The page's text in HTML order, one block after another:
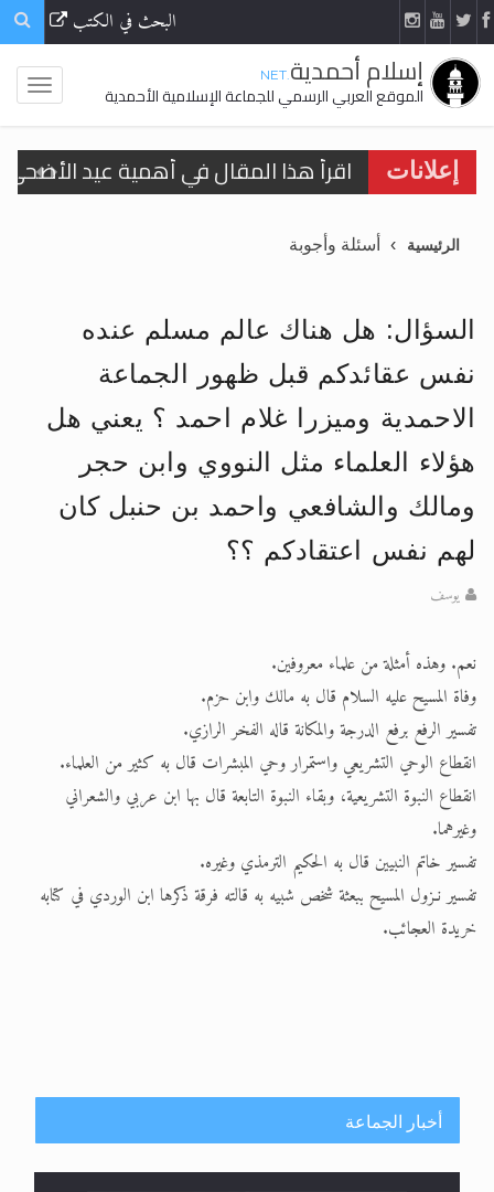
البحث في الكتب
إسلام أحمدية.NET
الموقع العربي الرسمي للجماعة الإسلامية الأحمدية
إعلانات
اقرأ هذا المقال في أهمية عيد
تعميم هامّ لأفراد الجماعة >> المزيد
تعميم هامّ لأفراد الجماعة >> المزيد
اقرأ هذا الكتاب وتعرّف على حقيقة
الحجّ.. دلالات، حِكم، وأهداف >> المزيد
الرئيسية أسئلة وأجوبة
السؤال: هل هناك عالم مسلم عنده
نفس عقائدكم قبل ظهور الجماعة
الاحمدية وميزرا غلام احمد ؟ يعني هل
هؤلاء العلماء مثل النووي وابن حجر
ومالك والشافعي واحمد بن حنبل كان
لهم نفس اعتقادكم ؟؟
يوسف
نعم. وهذه أمثلة من علماء معروفين.
وفاة المسيح عليه السلام قال به مالك وابن حزم.
تفسير الرفع برفع الدرجة والمكانة قاله الفخر الرازي.
انقطاع الوحي التشريعي واستمرار وحي المبشرات قال به كثير من العلماء.
انقطاع النبوة التشريعية، وبقاء النبوة التابعة قال بها ابن عربي والشعراني
وغيرهما.
تفسير خاتم النبيين قال به الحكيم الترمذي وغيره.
تفسير نـزول المسيح ببعثة شخص شبيه به قالته فرقة ذكرها ابن الوردي في كتابه
خريدة العجائب.
أخبار الجماعة